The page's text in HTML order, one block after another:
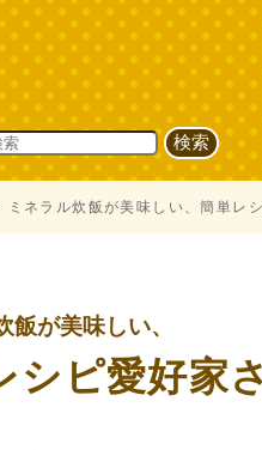
ミネラル炊飯が美味しい、簡単レ
飯が美味しい、
シピ愛好家